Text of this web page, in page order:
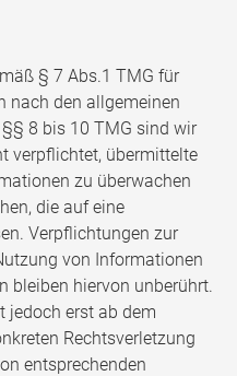
§ 7 Abs.1 TMG für
nach den allgemeinen
8 bis 10 TMG sind wir
verpflichtet, übermittelte
zu überwachen
die auf eine
Verpflichtungen zur
von Informationen
bleiben hiervon unberührt.
jedoch erst ab dem
Rechtsverletzung
entsprechenden